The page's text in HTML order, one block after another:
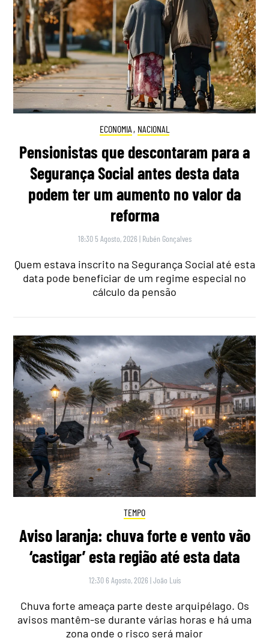
ECONOMIA , NACIONAL
Pensionistas que descontaram para a
Segurança Social antes desta data
podem ter um aumento no valor da
reforma
18:30 5 Agosto, 2026 | Rubén Gonçalves
Quem estava inscrito na Segurança Social até esta
data pode beneficiar de um regime especial no
cálculo da pensão
TEMPO
Aviso laranja: chuva forte e vento vão
‘castigar’ esta região até esta data
12:30 6 Agosto, 2026 |João Luís
Chuva forte ameaça parte deste arquipélago. Os
avisos mantêm-se durante várias horas e há uma
zona onde o risco será maior